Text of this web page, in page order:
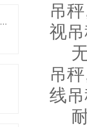
你知道无人值守电子地磅是如何自动称重的吗？
吊
视
无
吊
线
耐